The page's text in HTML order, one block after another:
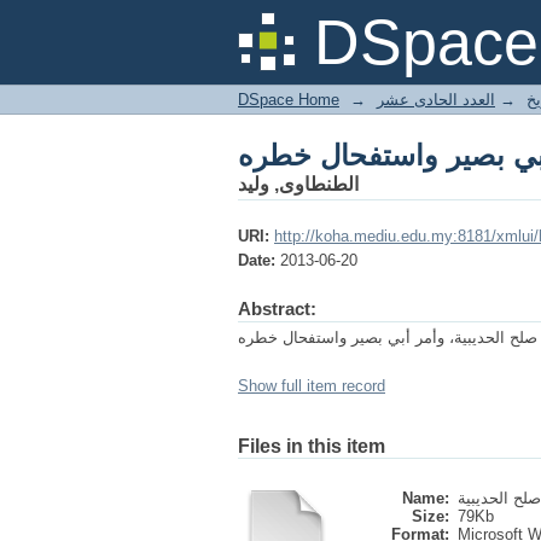
أبي بصير واستفحال خطره
DSpace Home → → العدد الحادى عشر
أبي بصير واستفحال خطره
الطنطاوى, وليد
URI: http://koha.mediu.edu.my:8181/
Date: 2013-06-20
Abstract:
Show full item record
Files in this item
Name:
Size: 79Kb
Format:
Microsoft